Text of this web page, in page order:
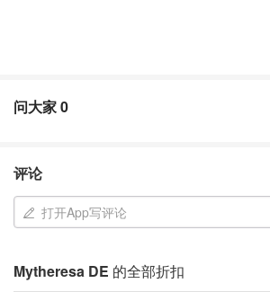
问大家0
评论
打开App写评论
Mytheresa DE 的全部折扣